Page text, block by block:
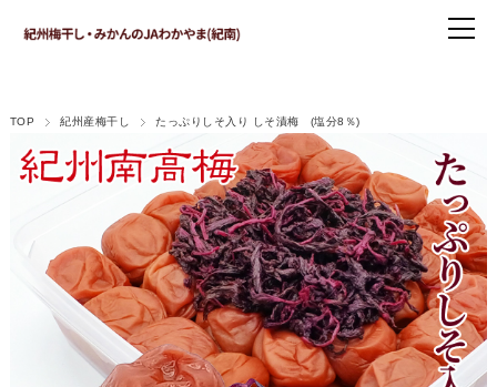
TOP 紀州産梅干し たっぷりしそ入り しそ漬梅 (塩分8％)